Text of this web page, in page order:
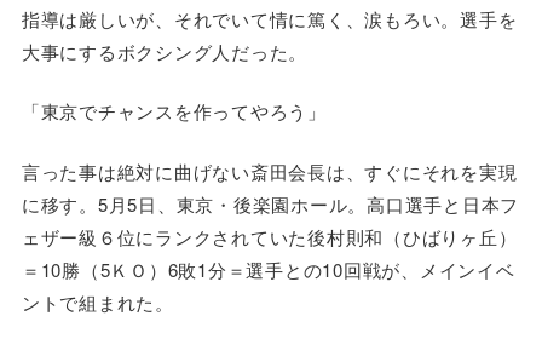
指導は厳しいが、それでいて情に篤く、涙もろい。選手を
大事にするボクシング人だった。
「東京でチャンスを作ってやろう」
言った事は絶対に曲げない斎田会長は、すぐにそれを実現
に移す。5月5日、東京・後楽園ホール。高口選手と日本フ
ェザー級６位にランクされていた後村則和（ひばりヶ丘）
＝10勝（5ＫＯ）6敗1分＝選手との10回戦が、メインイベ
ントで組まれた。